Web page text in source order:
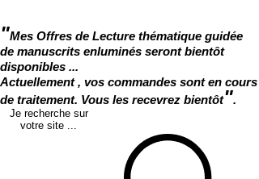
"Mes Offres de Lecture thématique guidée
de manuscrits enluminés seront bientôt
disponibles ...
Actuellement , vos commandes sont en cours
de traitement. Vous les recevrez bientôt".
Je recherche sur
votre site ...